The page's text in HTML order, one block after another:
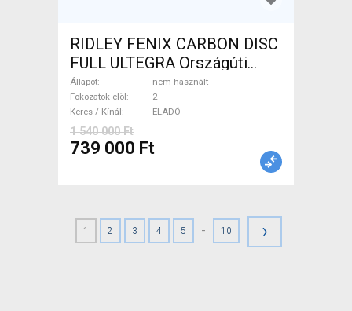
RIDLEY FENIX CARBON DISC
FULL ULTEGRA Országúti
tárcsafék nem használt
ELADÓ
Állapot
nem használt
Fokozatok elöl
2
Keres / Kínál
ELADÓ
1 540 000 Ft
739 000 Ft
1 2 3 4 5 - 10 ›